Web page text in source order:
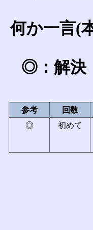
何か一言(
◎：解決
参考 回数
◎
初めて